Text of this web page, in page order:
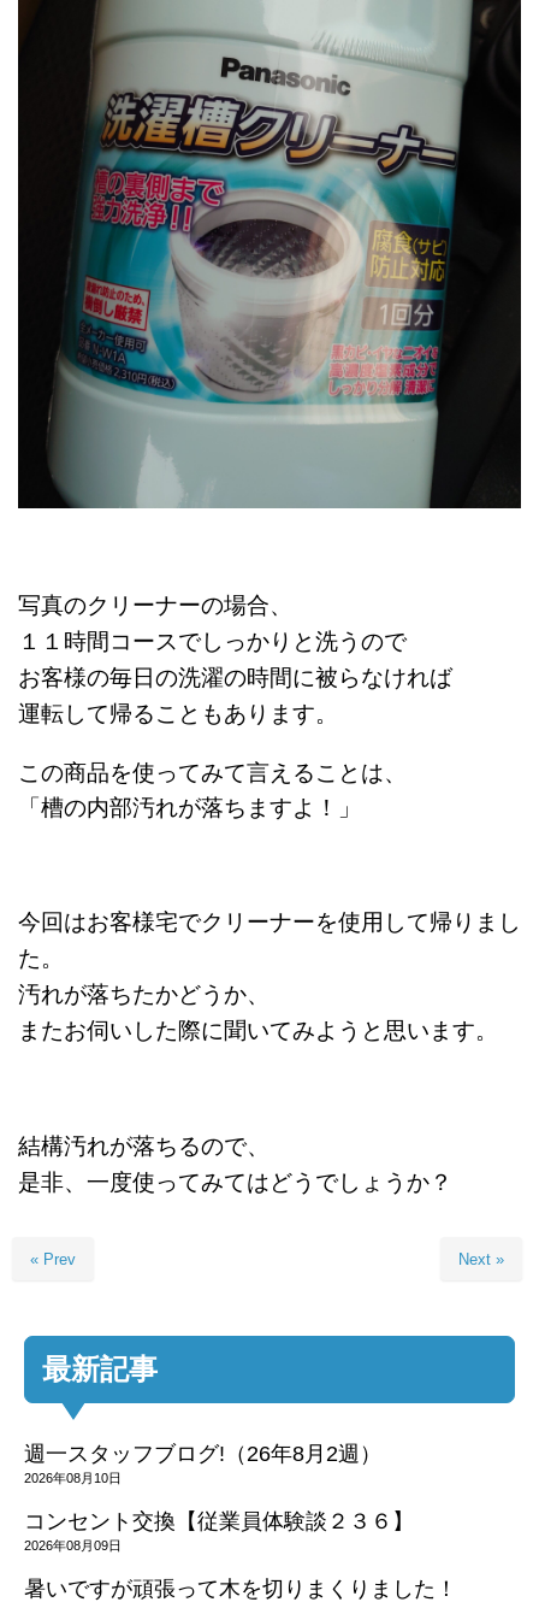
写真のクリーナーの場合、
１１時間コースでしっかりと洗うので
お客様の毎日の洗濯の時間に被らなければ
運転して帰ることもあります。
この商品を使ってみて言えることは、
「槽の内部汚れが落ちますよ！」
今回はお客様宅でクリーナーを使用して帰りまし
た。
汚れが落ちたかどうか、
またお伺いした際に聞いてみようと思います。
結構汚れが落ちるので、
是非、一度使ってみてはどうでしょうか？
« Prev Next »
最新記事
週一スタッフブログ!（26年8月2週）
2026年08月10日
コンセント交換【従業員体験談２３６】
2026年08月09日
暑いですが頑張って木を切りまくりました！